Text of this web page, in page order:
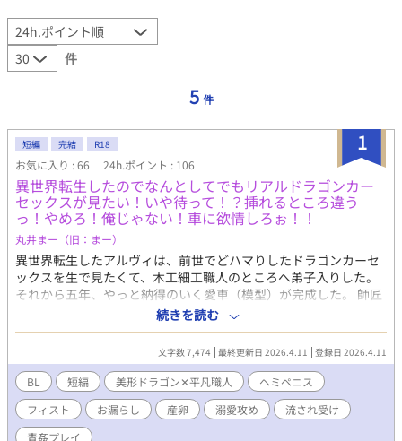
件
5 件
1
短編 完結 R18
お気に入り : 66 24h.ポイント : 106
異世界転生したのでなんとしてでもリアルドラゴンカー
セックスが見たい！いや待って！？挿れるところ違う
っ！やめろ！俺じゃない！車に欲情しろぉ！！
丸井まー（旧：まー）
異世界転生したアルヴィは、前世でどハマりしたドラゴンカーセ
ックスを生で見たくて、木工細工職人のところへ弟子入りした。
それから五年、やっと納得のいく愛車（模型）が完成した。 師匠
からの頼みでドワーフの鍛冶屋へおつかいに行った帰りに、ドラ
ゴンのエーメリと出会う。 番を溺愛しまくる美形ドラゴン✕ドラ
ゴンカーセックスが見たすぎる平凡職人の微妙な勘違いから始ま
ったイチャイチャラブラブ？ストーリー。 ※フィスト、ヘミペニ
ス、お漏らし、産卵あります！ ※ムーンライトノベルズさんでも
公開しております。
続きを読む
文字数 7,474 最終更新日 2026.4.11 登録日 2026.4.11
BL 短編 美形ドラゴン✕平凡職人
ヘミペニス
フィスト
お漏らし 産卵 溺愛攻め
流され受け
青姦プレイ